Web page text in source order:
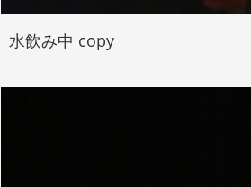
水飲み中 copy